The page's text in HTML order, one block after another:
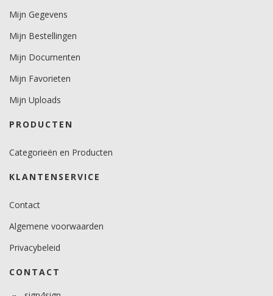
Mijn Gegevens
Mijn Bestellingen
Mijn Documenten
Mijn Favorieten
Mijn Uploads
PRODUCTEN
Categorieën en Producten
KLANTENSERVICE
Contact
Algemene voorwaarden
Privacybeleid
CONTACT